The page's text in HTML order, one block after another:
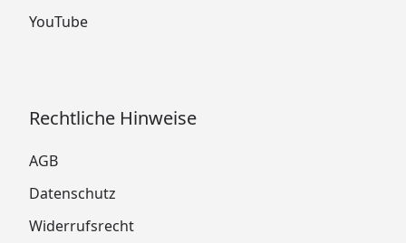
YouTube
Rechtliche Hinweise
AGB
Datenschutz
Widerrufsrecht